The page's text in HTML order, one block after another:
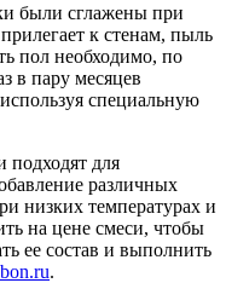
были сглажены при
к стенам, пыль
пол необходимо, по
в пару месяцев
специальную
подходят для
различных
низких температурах и
на цене смеси, чтобы
ее состав и выполнить
.